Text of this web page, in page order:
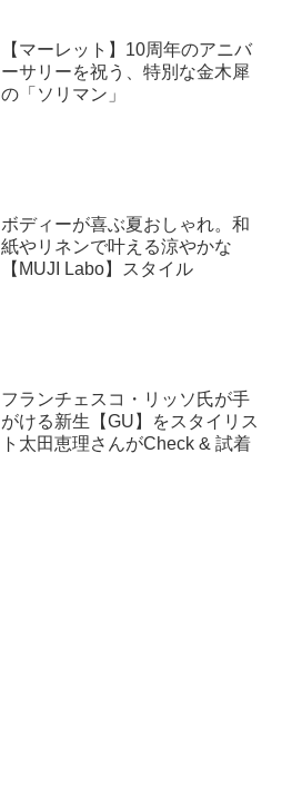
【マーレット】10周年のアニバ
ーサリーを祝う、特別な金木犀
の「ソリマン」
ボディーが喜ぶ夏おしゃれ。和
紙やリネンで叶える涼やかな
【MUJI Labo】スタイル
フランチェスコ・リッソ氏が手
がける新生【GU】をスタイリス
ト太田恵理さんがCheck & 試着